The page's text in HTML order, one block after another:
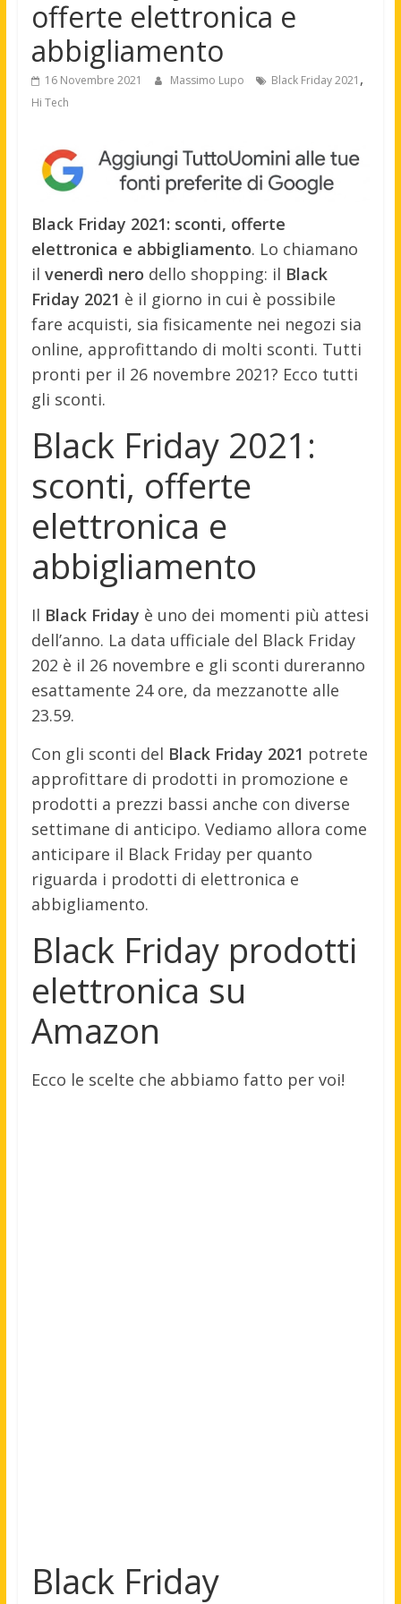
offerte elettronica e
abbigliamento
16 Novembre 2021 Massimo Lupo Black Friday 2021 ,
Hi Tech
Black Friday 2021: sconti, offerte
elettronica e abbigliamento. Lo chiamano
il venerdì nero dello shopping: il Black
Friday 2021 è il giorno in cui è possibile
fare acquisti, sia fisicamente nei negozi sia
online, approfittando di molti sconti. Tutti
pronti per il 26 novembre 2021? Ecco tutti
gli sconti.
Black Friday 2021:
sconti, offerte
elettronica e
abbigliamento
Il Black Friday è uno dei momenti più attesi
dell’anno. La data ufficiale del Black Friday
202 è il 26 novembre e gli sconti dureranno
esattamente 24 ore, da mezzanotte alle
23.59.
Con gli sconti del Black Friday 2021 potrete
approfittare di prodotti in promozione e
prodotti a prezzi bassi anche con diverse
settimane di anticipo. Vediamo allora come
anticipare il Black Friday per quanto
riguarda i prodotti di elettronica e
abbigliamento.
Black Friday prodotti
elettronica su
Amazon
Ecco le scelte che abbiamo fatto per voi!
Black Friday